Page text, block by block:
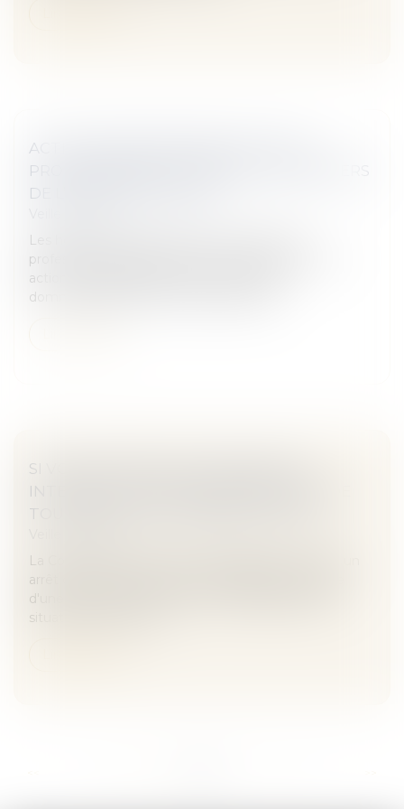
ACTION EN RESPONSABILITÉ CIVILE
PROFESSIONNELLE CONTRE LES HÉRITIERS
DE L’ASSOCIÉ D’UNE SCP
Les héritiers de l’associé d’une société civile
professionnelle (SCP) ne peuvent échapper à une
action en responsabilité civile pour le fait
dommageable de leur auteur kinésithé...
SI VOUS PARTAGEZ VOTRE ACCÈS À
INTERNET, VOUS ÊTES RESPONSABLE DE
TOUT PIRATAGE, CONFIRME LA CJUE
La Cour de justice de l'Union européenne a rendu un
arrêt qui met en avant la responsabilité du titulaire
d'une connexion Internet en cas de piratage. Une
situation que la Franc...